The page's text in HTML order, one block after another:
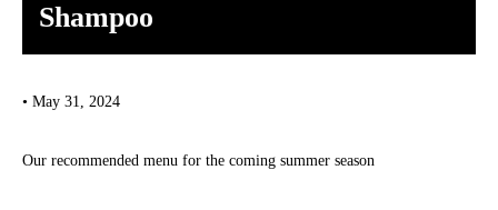
Shampoo
• May 31, 2024
Our recommended menu for the coming summer season